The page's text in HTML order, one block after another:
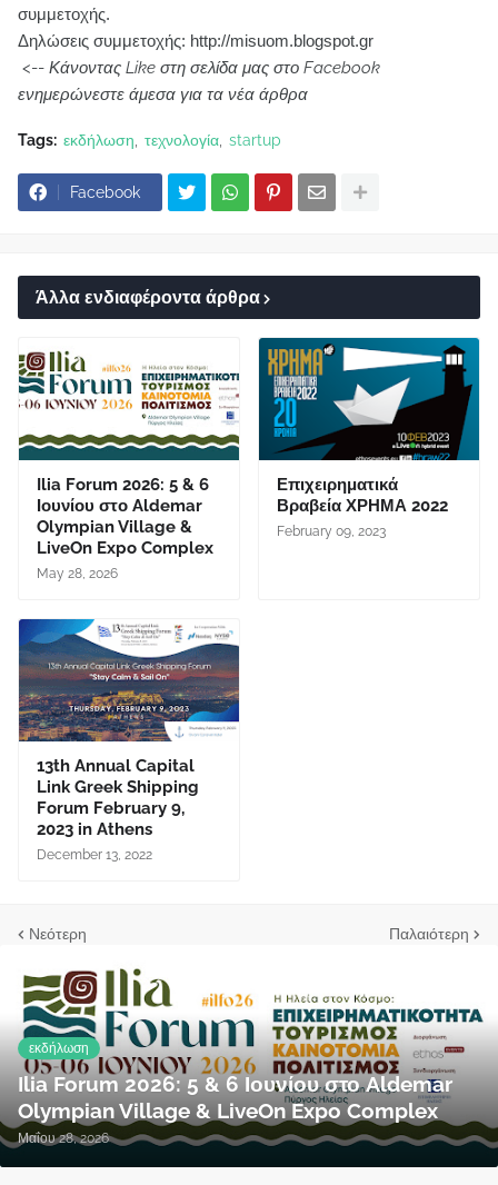
συμμετοχής.
Δηλώσεις συμμετοχής: http://misuom.blogspot.gr
<-- Κάνοντας Like στη σελίδα μας στο Facebook
ενημερώνεστε άμεσα για τα νέα άρθρα
Tags: εκδήλωση τεχνολογία startup
Facebook
Άλλα ενδιαφέροντα άρθρα
Ilia Forum 2026: 5 & 6
Ιουνίου στο Aldemar
Olympian Village &
LiveOn Expo Complex
May 28, 2026
Επιχειρηματικά
Βραβεία ΧΡΗΜΑ 2022
February 09, 2023
13th Annual Capital
Link Greek Shipping
Forum February 9,
2023 in Athens
December 13, 2022
Νεότερη Παλαιότερη
εκδήλωση
Ilia Forum 2026: 5 & 6 Ιουνίου στο Aldemar
Olympian Village & LiveOn Expo Complex
Μαΐου 28, 2026